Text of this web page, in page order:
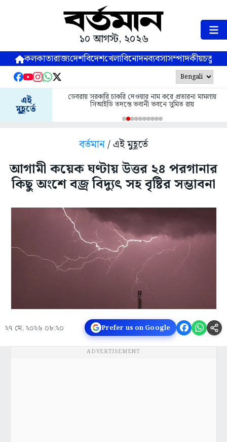
১০ আগস্ট, ২০২৬
কলকাতারাজ্যদেশবিদেশখেলাবিনোদনব্যবসাসম্পাদকীয়
এই
মুহূর্তে
ডেবরায় সরকারি চাকরি দেওয়ার নাম করে প্রতারনা মামলায়
সিআইডি তদন্তে ভবানী ভবনে সুমিত রায়
বর্তমান/ এই মুহূর্তে
আগামী কয়েক ঘণ্টায় উত্তর ২৪ পরগানার
কিছু অংশে বজ্র বিদ্যুৎ সহ বৃষ্টির সম্ভাবনা
২৭ মে, ২০২৬ ০৮:২০ Prefer us on Google
ADVERTISEMENT